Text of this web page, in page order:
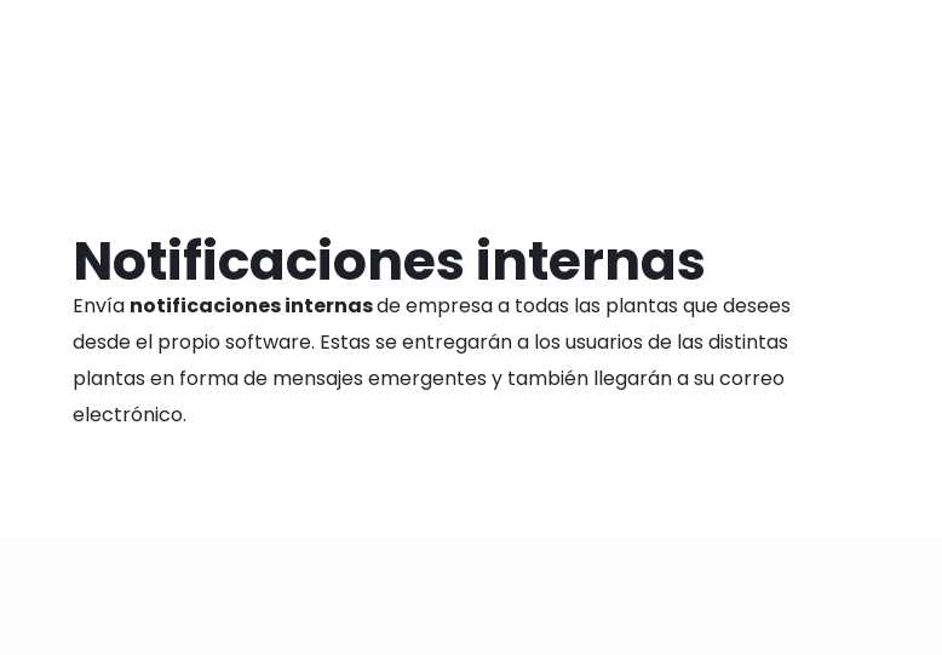
Notificaciones internas
Envía notificaciones internasde empresa a todas las plantas que desees
desde el propio software. Estas se entregarán a los usuarios de las distintas
plantas en forma de mensajes emergentes y también llegarán a su correo
electrónico.